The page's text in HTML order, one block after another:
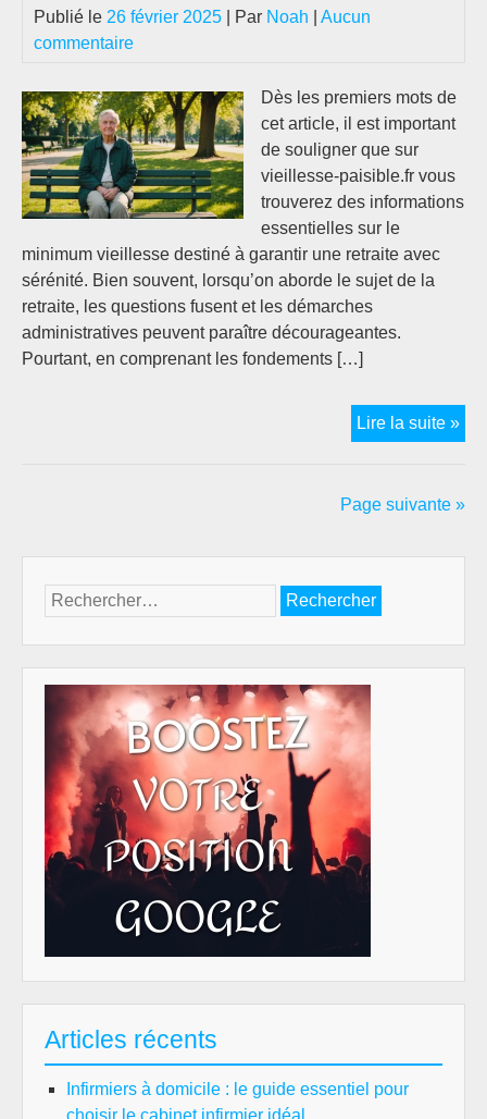
Publié le 26 février 2025 | Par Noah
Aucun
commentaire
Dès les premiers mots de
cet article, il est important
de souligner que sur
vieillesse-paisible.fr vous
trouverez des informations
essentielles sur le
minimum vieillesse destiné à garantir une retraite avec
sérénité. Bien souvent, lorsqu’on aborde le sujet de la
retraite, les questions fusent et les démarches
administratives peuvent paraître décourageantes.
Pourtant, en comprenant les fondements […]
Lire la suite »Qui
a
au
Page suivante »
Rechercher :
Articles récents
Infirmiers à domicile : le guide essentiel pour
choisir le cabinet infirmier idéal